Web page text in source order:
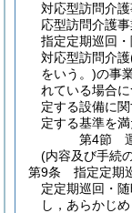
対応型訪問介
応型訪問介護
指定定期巡回
対応型訪問介護
をいう。)の事
れている場合に
定する設備に
定する基準を
第4節
(内容及び手続
第9条
指定定期
定定期巡回・
し，あらかじ